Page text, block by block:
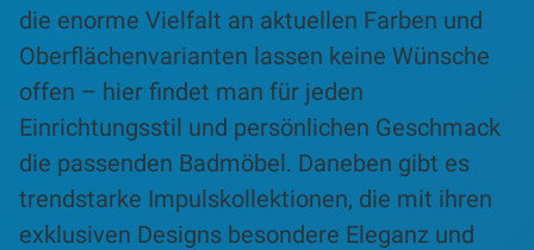
die enorme Vielfalt an aktuellen Farben und
Oberflächenvarianten lassen keine Wünsche
offen – hier findet man für jeden
Einrichtungsstil und persönlichen Geschmack
die passenden Badmöbel. Daneben gibt es
trendstarke Impulskollektionen, die mit ihren
exklusiven Designs besondere Eleganz und